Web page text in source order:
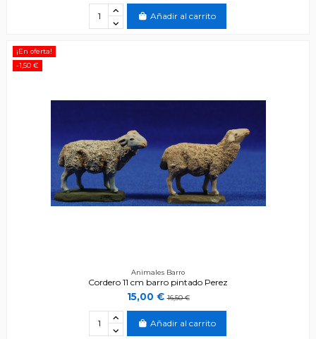
Añadir al carrito
¡En oferta!
-1,50 €
Animales Barro
Cordero 11 cm barro pintado Perez
15,00 €16,50 €
Añadir al carrito